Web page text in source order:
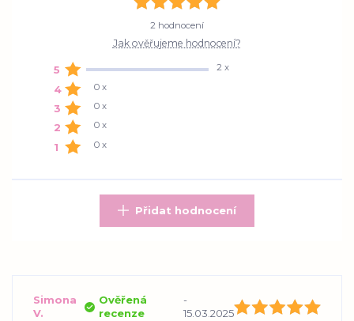
Přidat hodnocení
2 hodnocení
Jak ověřujeme hodnocení?
5 2 x
4 0 x
3 0 x
2 0 x
1 0 x
Simona
V.
Ověřená
recenze
-
15.03.2025